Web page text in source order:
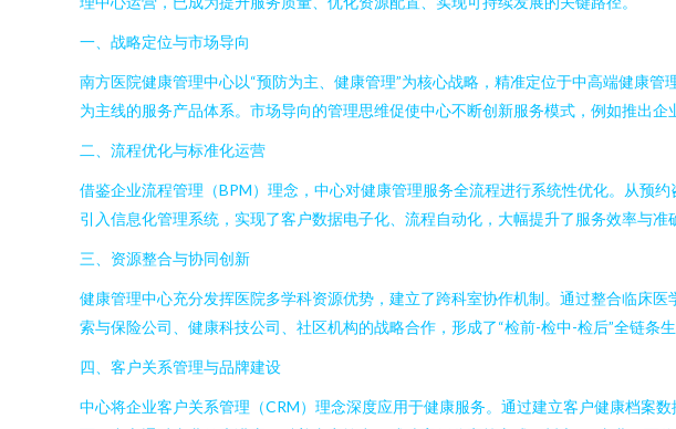
一、战略定位与市场导向
南方医院健康管理中心以“预防为主、健康管理”为核心战略，精准定位于中高端健康
为主线的服务产品体系。市场导向的管理思维促使中心不断创新服务模式，例如推出
二、流程优化与标准化运营
借鉴企业流程管理（BPM）理念，中心对健康管理服务全流程进行系统性优化。从预
引入信息化管理系统，实现了客户数据电子化、流程自动化，大幅提升了服务效率与
三、资源整合与协同创新
健康管理中心充分发挥医院多学科资源优势，建立了跨科室协作机制。通过整合临床
索与保险公司、健康科技公司、社区机构的战略合作，形成了“检前-检中-检后”全链条
四、客户关系管理与品牌建设
中心将企业客户关系管理（CRM）理念深度应用于健康服务。通过建立客户健康档案